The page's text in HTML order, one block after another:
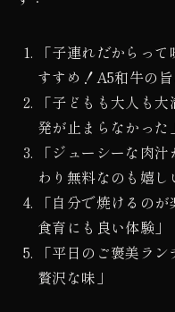
「子連れだからっ
すすめ！A5和牛の旨
「子どもも大人も
発が止まらなかった」
「ジューシーな肉
わり無料なのも嬉し
「自分で焼けるの
食育にも良い体験」
「平日のご褒美ラ
贅沢な味」